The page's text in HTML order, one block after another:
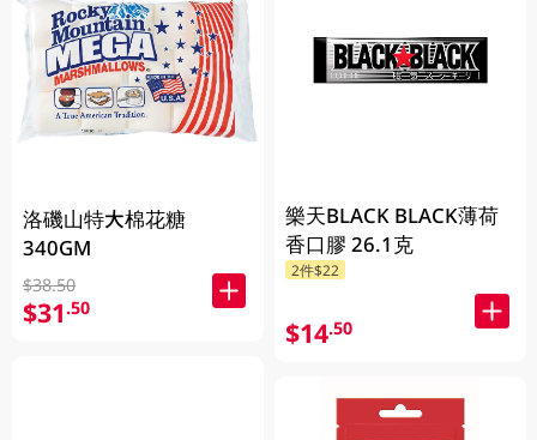
洛磯山特大棉花糖
340GM
$38.50
$31.50
樂天BLACK BLACK薄荷
香口膠 26.1克
2件$22
$14.50